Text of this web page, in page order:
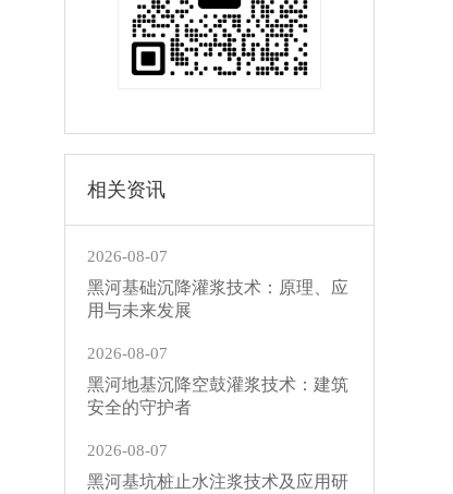
相关资讯
2026-08-07
黑河基础沉降灌浆技术：原理、应
用与未来发展
2026-08-07
黑河地基沉降空鼓灌浆技术：建筑
安全的守护者
2026-08-07
黑河基坑桩止水注浆技术及应用研